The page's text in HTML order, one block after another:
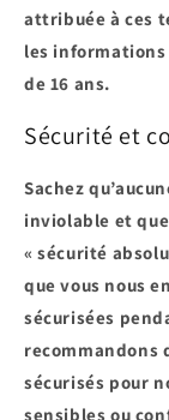
attribuée à ces
les informations
de 16 ans.
Sécurité et
Sachez
inviolable et
« sécurité
que vous nous
sécurisées
recommandons
sécurisés pour
sensibles ou